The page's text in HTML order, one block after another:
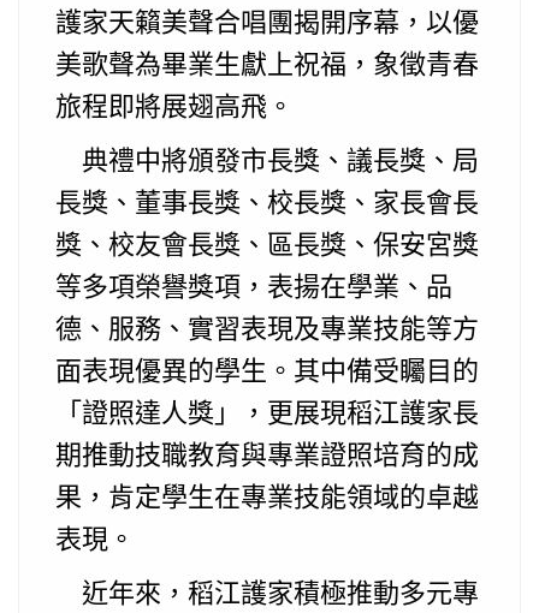
護家天籟美聲合唱團揭開序幕，以優
美歌聲為畢業生獻上祝福，象徵青春
旅程即將展翅高飛。
典禮中將頒發市長獎、議長獎、局
長獎、董事長獎、校長獎、家長會長
獎、校友會長獎、區長獎、保安宮獎
等多項榮譽獎項，表揚在學業、品
德、服務、實習表現及專業技能等方
面表現優異的學生。其中備受矚目的
「證照達人獎」，更展現稻江護家長
期推動技職教育與專業證照培育的成
果，肯定學生在專業技能領域的卓越
表現。
近年來，稻江護家積極推動多元專